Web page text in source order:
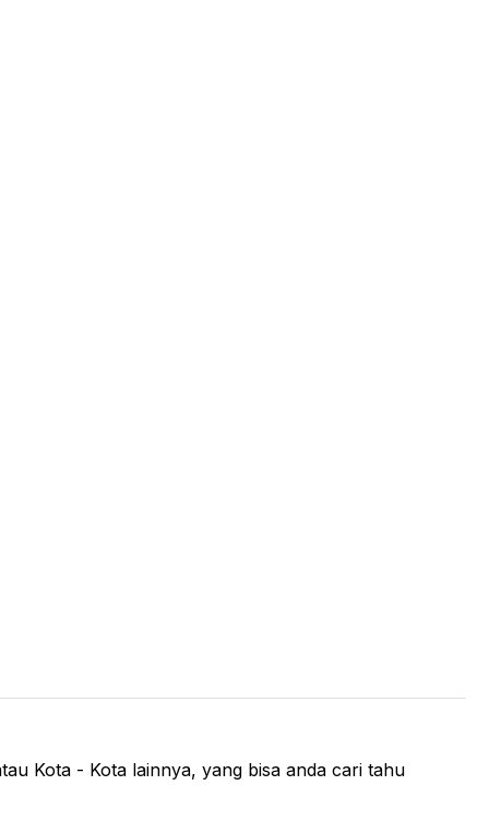
Kota - Kota lainnya, yang bisa anda cari tahu